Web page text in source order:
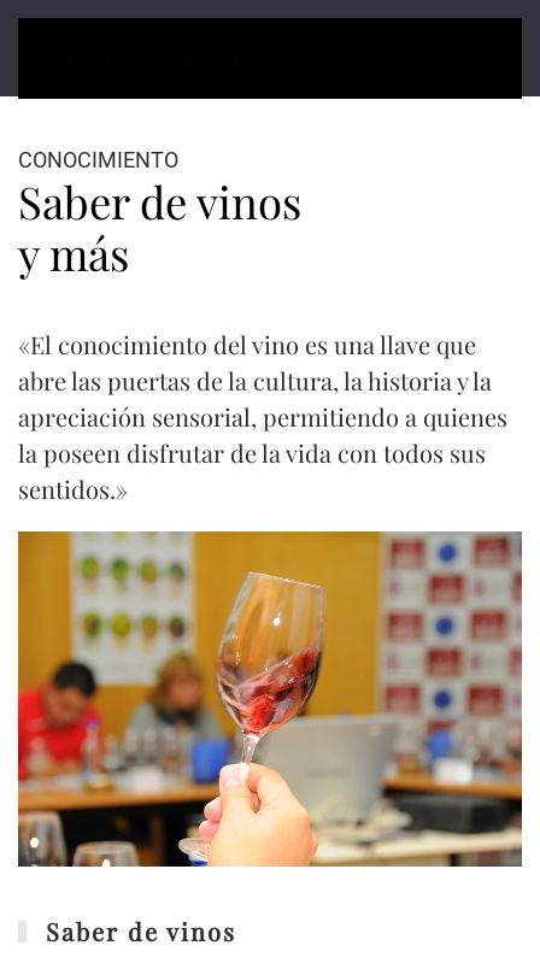
CONOCIMIENTO
Saber de vinos
y más
«El conocimiento del vino es una llave que
abre las puertas de la cultura, la historia y la
apreciación sensorial, permitiendo a quienes
la poseen disfrutar de la vida con todos sus
sentidos.»
Saber de vinos